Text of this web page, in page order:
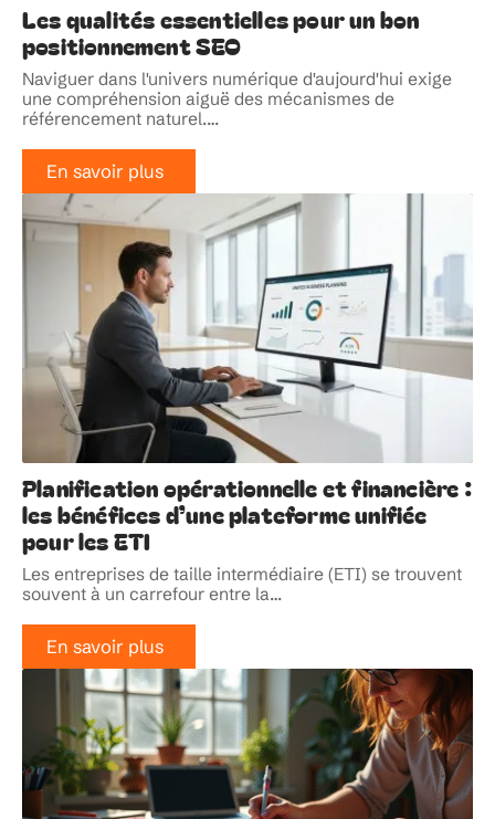
Les qualités essentielles pour un bon
positionnement SEO
Naviguer dans l'univers numérique d'aujourd'hui exige
une compréhension aiguë des mécanismes de
référencement naturel.…
En savoir plus
Planification opérationnelle et financière :
les bénéfices d’une plateforme unifiée
pour les ETI
Les entreprises de taille intermédiaire (ETI) se trouvent
souvent à un carrefour entre la…
En savoir plus